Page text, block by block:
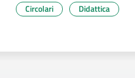
Circolari Didattica